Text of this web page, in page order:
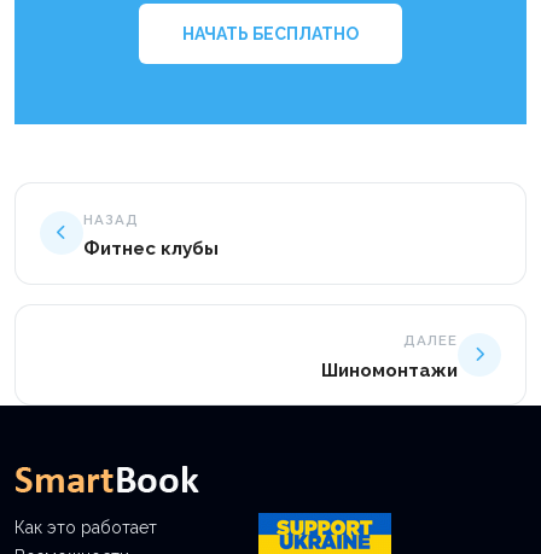
НАЧАТЬ БЕСПЛАТНО
НАЗАД
Фитнес клубы
ДАЛЕЕ
Шиномонтажи
Как это работает